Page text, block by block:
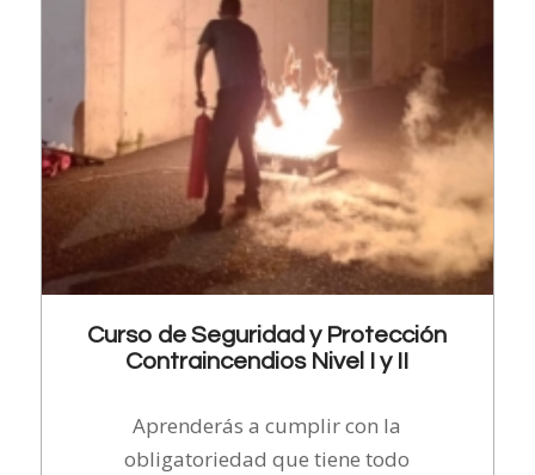
Curso de Seguridad y Protección
Contraincendios Nivel I y II
Aprenderás a cumplir con la
obligatoriedad que tiene todo